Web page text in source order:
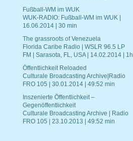
Fußball-WM im WUK
WUK-RADIO: Fußball-WM im WUK |
16.06.2014 | 30 min
The grassroots of Venezuela
Florida Caribe Radio | WSLR 96.5 LP
FM | Sarasota, FL, USA | 14.02.2014 | 1h
Öffentlichkeit Reloaded
Culturale Broadcasting Archive|Radio
FRO 105 | 30.01.2014 | 49:52 min
Inszenierte Öffentlichkeit –
Gegenöffentlichkeit
Culturale Broadcasting Archive | Radio
FRO 105 | 23.10.2013 | 49:52 min